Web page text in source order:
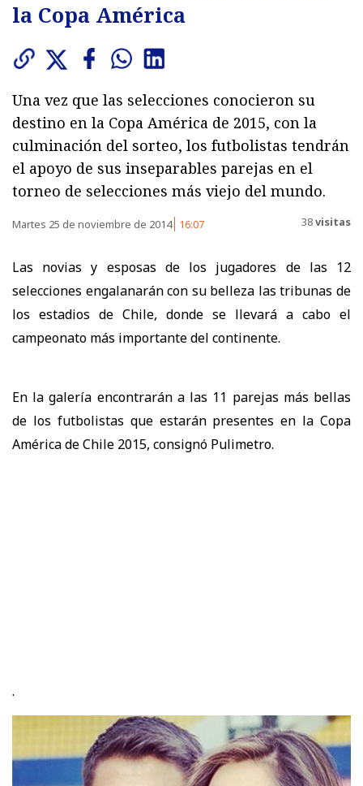
la Copa América
Una vez que las selecciones conocieron su
destino en la Copa América de 2015, con la
culminación del sorteo, los futbolistas tendrán
el apoyo de sus inseparables parejas en el
torneo de selecciones más viejo del mundo.
Martes 25 de noviembre de 2014 16:07 38visitas
Las novias y esposas de los jugadores de las 12
selecciones engalanarán con su belleza las tribunas de
los estadios de Chile, donde se llevará a cabo el
campeonato más importante del continente.
En la galería encontrarán a las 11 parejas más bellas
de los futbolistas que estarán presentes en la Copa
América de Chile 2015, consignó Pulimetro.
.